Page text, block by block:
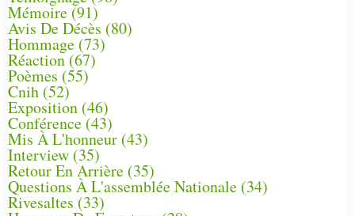
Mémoire (91)
Avis De Décès (80)
Hommage (73)
Réaction(67)
Poèmes (55)
Cnih (52)
Exposition (46)
Conférence(43)
Mis À L'honneur (43)
Interview (35)
Retour En Arrière (35)
Questions À L'assemblée Nationale (34)
Rivesaltes (33)